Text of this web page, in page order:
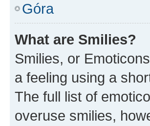
Góra
What are Smilies?
Smilies, or
a feeling using a
The full list of
overuse smilies,